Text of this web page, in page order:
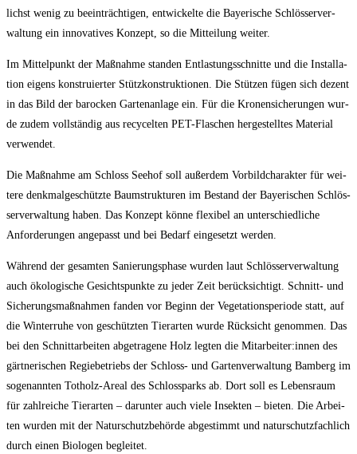
lichst wenig zu beein­träch­ti­gen, ent­wi­ckel­te die Baye­ri­sche Schlös­ser­ver­
wal­tung ein inno­va­ti­ves Kon­zept, so die Mit­tei­lung weiter.
Im Mit­tel­punkt der Maß­nah­me stan­den Ent­las­tungs­schnit­te und die Instal­la­
ti­on eigens kon­stru­ier­ter Stütz­kon­struk­tio­nen. Die Stüt­zen fügen sich dezent
in das Bild der baro­cken Gar­ten­an­la­ge ein. Für die Kro­nen­si­che­run­gen wur­
de zudem voll­stän­dig aus recy­cel­ten PET-Fla­schen her­ge­stell­tes Mate­ri­al
verwendet.
Die Maß­nah­me am Schloss See­hof soll außer­dem Vor­bild­cha­rak­ter für wei­
te­re denk­mal­ge­schütz­te Baum­struk­tu­ren im Bestand der Baye­ri­schen Schlös­
ser­ver­wal­tung haben. Das Kon­zept kön­ne fle­xi­bel an unter­schied­li­che
Anfor­de­run­gen ange­passt und bei Bedarf ein­ge­setzt werden.
Wäh­rend der gesam­ten Sanie­rungs­pha­se wur­den laut Schlös­ser­ver­wal­tung
auch öko­lo­gi­sche Gesichts­punk­te zu jeder Zeit berück­sich­tigt. Schnitt- und
Siche­rungs­maß­nah­men fan­den vor Beginn der Vege­ta­ti­ons­pe­ri­ode statt, auf
die Win­ter­ru­he von geschütz­ten Tier­ar­ten wur­de Rück­sicht genom­men. Das
bei den Schnitt­ar­bei­ten abge­tra­ge­ne Holz leg­ten die Mitarbeiter:innen des
gärt­ne­ri­schen Regie­be­triebs der Schloss- und Gar­ten­ver­wal­tung Bam­berg im
soge­nann­ten Tot­holz-Are­al des Schloss­parks ab. Dort soll es Lebens­raum
für zahl­rei­che Tier­ar­ten – dar­un­ter auch vie­le Insek­ten – bie­ten. Die Arbei­
ten wur­den mit der Natur­schutz­be­hör­de abge­stimmt und natur­schutz­fach­lich
durch einen Bio­lo­gen begleitet.